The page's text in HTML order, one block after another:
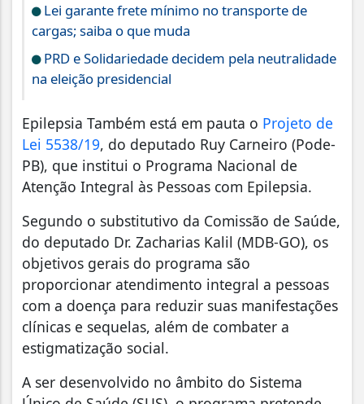
Lei garante frete mínimo no transporte de
cargas; saiba o que muda
PRD e Solidariedade decidem pela neutralidade
na eleição presidencial
Epilepsia Também está em pauta o Projeto de
Lei 5538/19, do deputado Ruy Carneiro (Pode-
PB), que institui o Programa Nacional de
Atenção Integral às Pessoas com Epilepsia.
Segundo o substitutivo da Comissão de Saúde,
do deputado Dr. Zacharias Kalil (MDB-GO), os
objetivos gerais do programa são
proporcionar atendimento integral a pessoas
com a doença para reduzir suas manifestações
clínicas e sequelas, além de combater a
estigmatização social.
A ser desenvolvido no âmbito do Sistema